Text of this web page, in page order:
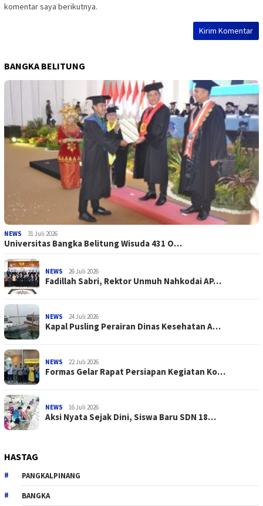
komentar saya berikutnya.
BANGKA BELITUNG
NEWS 31 Juli 2026
Universitas Bangka Belitung Wisuda 431 O…
NEWS 26 Juli 2026
Fadillah Sabri, Rektor Unmuh Nahkodai AP…
NEWS 24 Juli 2026
Kapal Pusling Perairan Dinas Kesehatan A…
NEWS 22 Juli 2026
Formas Gelar Rapat Persiapan Kegiatan Ko…
NEWS 16 Juli 2026
Aksi Nyata Sejak Dini, Siswa Baru SDN 18…
HASTAG
PANGKALPINANG
BANGKA